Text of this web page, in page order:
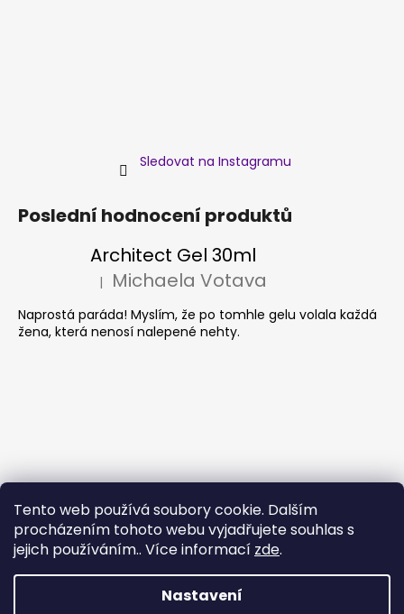
Tento web používá soubory cookie. Dalším
procházením tohoto webu vyjadřujete souhlas s
jejich používáním.. Více informací zde.
Nastavení
Sledovat na Instagramu
Poslední hodnocení produktů
Architect Gel 30ml
Hodnocení produktu je 5 z 5 hvězdiček.
| Michaela Votava
Naprostá paráda! Myslím, že po tomhle gelu volala každá
žena, která nenosí nalepené nehty.